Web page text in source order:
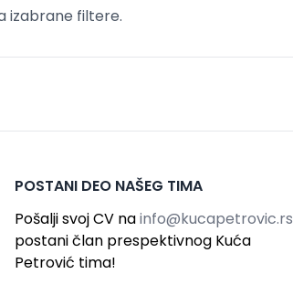
izabrane filtere.
POSTANI DEO NAŠEG TIMA
Pošalji svoj CV nainfo@kucapetrovic.rs
postani član prespektivnog Kuća
Petrović tima!